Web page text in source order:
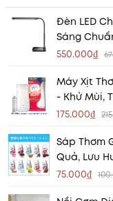
Đèn LED
Sáng
550.000₫
Máy Xịt
- Khử Mùi,
175.000₫
Sáp Thơm
Quả, Lưu
75.000₫